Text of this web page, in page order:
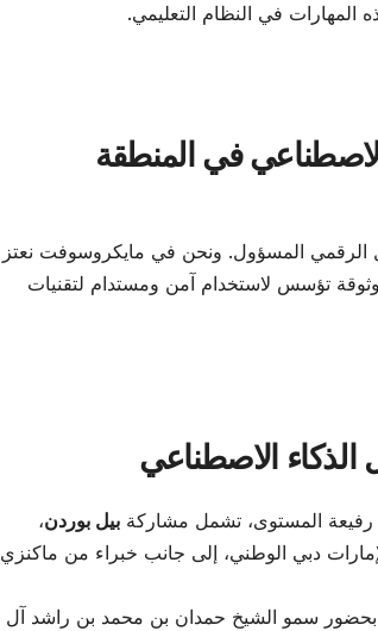
المهارات في النظام التعليمي.
في المنطقة
الرقمي المسؤول. ونحن في مايكروسوفت نعتز
تؤسس لاستخدام آمن ومستدام لتقنيات
الذكاء الاصطناعي
رفيعة المستوى، تشمل مشاركة بيل بوردن،
دبي الوطني، إلى جانب خبراء من ماكنزي
بحضور سمو الشيخ حمدان بن محمد بن راشد آل